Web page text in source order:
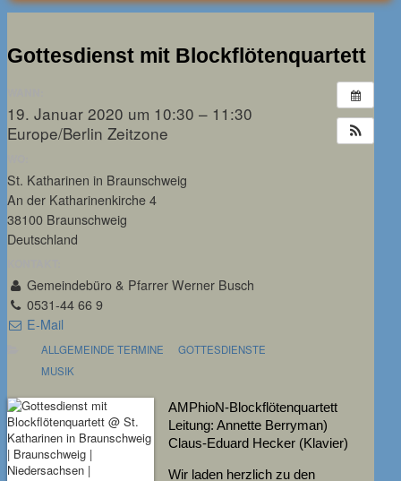
Gottesdienst mit Blockflötenquartett
19. Januar 2020 um 10:30 – 11:30
Europe/Berlin Zeitzone
St. Katharinen in Braunschweig
An der Katharinenkirche 4
38100 Braunschweig
Deutschland
Gemeindebüro & Pfarrer Werner Busch
0531-44 66 9
E-Mail
ALLGEMEINDE TERMINE
GOTTESDIENSTE
MUSIK
AMPhioN-Blockflötenquartett
Leitung: Annette Berryman)
Claus-Eduard Hecker (Klavier)
Wir laden herzlich zu den